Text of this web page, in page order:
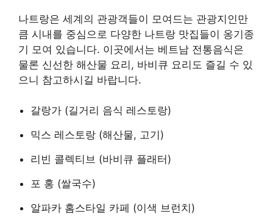
나트랑은 세계의 관광객들이 모여드는 관광지인만
큼 시내를 중심으로 다양한 나트랑 맛집들이 옹기종
기 모여 있습니다. 이곳에서는 베트남 전통음식은
물론 신선한 해산물 요리, 바비큐 요리도 즐길 수 있
으니 참고하시길 바랍니다.
갈랑가 (길거리 음식 레스토랑)
믹스 레스토랑 (해산물, 고기)
리빈 콜렉티브 (바비큐 플래터)
포 홍 (쌀국수)
알파카 홈스타일 카페 (이색 브런치)